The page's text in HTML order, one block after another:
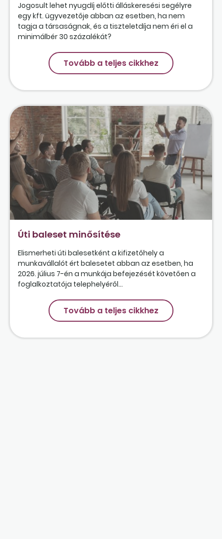
Jogosult lehet nyugdíj előtti álláskeresési segélyre
egy kft. ügyvezetője abban az esetben, ha nem
tagja a társaságnak, és a tiszteletdíja nem éri el a
minimálbér 30 százalékát?
Tovább a teljes cikkhez
Úti baleset minősítése
Elismerheti úti balesetként a kifizetőhely a
munkavállalót ért balesetet abban az esetben, ha
2026. július 7-én a munkája befejezését követően a
foglalkoztatója telephelyéről...
Tovább a teljes cikkhez